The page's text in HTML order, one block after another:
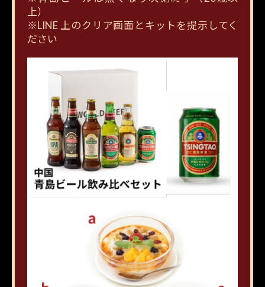
上）
※LINE 上のクリア画面とキットを提示してく
ださい